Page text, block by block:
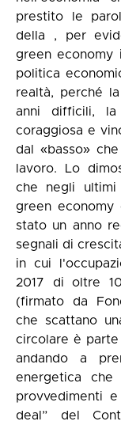
prestito le
della , per
green economy
politica
realtà, perché
anni difficili, la
coraggiosa e
dal «basso»
lavoro. Lo
che negli ultimi
green
stato un anno
segnali di
in cui
2017 di oltre
(firmato da
che scattano
circolare è
andando a
energetica che
provvedimenti
deal” del